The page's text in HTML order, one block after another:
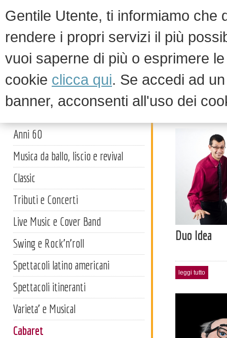
Gentile Utente, ti informiamo che
rendere i propri servizi il più
vuoi saperne di più o esprimere
cookie clicca qui. Se accedi ad
banner, acconsenti all'uso dei
Artisti
Anni 60
Musica da ballo, liscio e revival
Classic
Tributi e Concerti
Live Music e Cover Band
Swing e Rock'n'roll
Spettacoli latino americani
Spettacoli itineranti
Varieta' e Musical
Cabaret
Cabaret
Duo Idea
leggi tutto